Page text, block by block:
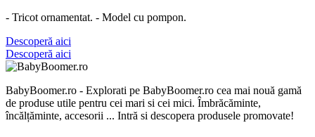
- Tricot ornamentat. - Model cu pompon.
Descoperă aici
Descoperă aici
BabyBoomer.ro - Explorati pe BabyBoomer.ro cea mai nouă gamă
de produse utile pentru cei mari si cei mici. Îmbrăcăminte,
încălțăminte, accesorii ... Intră si descopera produsele promovate!